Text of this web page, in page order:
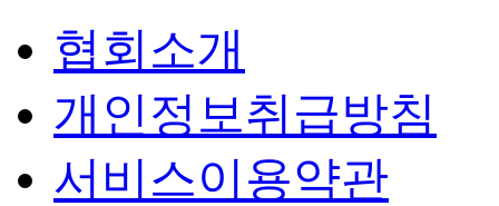
협회소개
개인정보취급방침
서비스이용약관